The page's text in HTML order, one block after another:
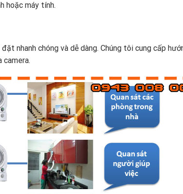
hoặc máy tính.
nhanh chóng và dễ dàng. Chúng tôi cung cấp